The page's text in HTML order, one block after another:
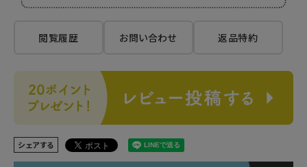
閲覧履歴 お問い合わせ 返品特約
シェアする